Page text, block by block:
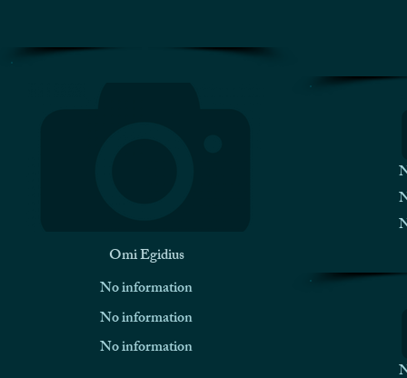
Omi Egidius
No information
No information
No information